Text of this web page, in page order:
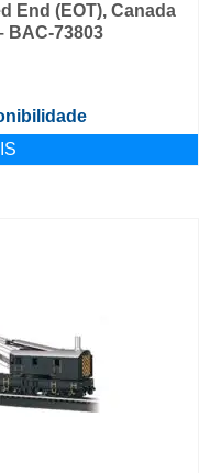
End (EOT), Canada
BAC-73803